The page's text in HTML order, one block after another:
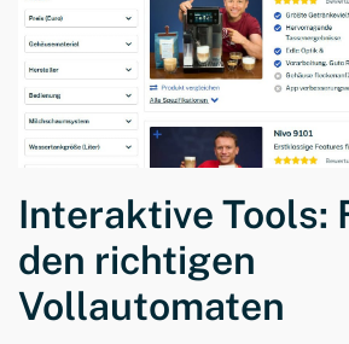
Interaktive Tools:
den richtigen
Vollautomaten